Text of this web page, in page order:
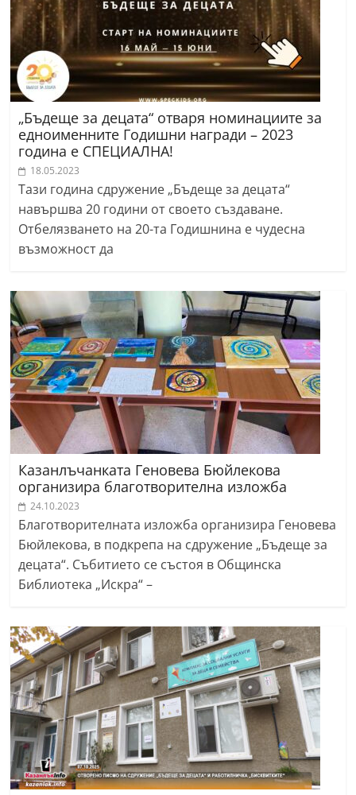
„Бъдеще за децата“ отваря номинациите за
едноименните Годишни награди – 2023
година е СПЕЦИАЛНА!
18.05.2023
Тази година сдружение „Бъдеще за децата“
навършва 20 години от своето създаване.
Отбелязването на 20-та Годишнина е чудесна
възможност да
Казанлъчанката Геновева Бюйлекова
организира благотворителна изложба
24.10.2023
Благотворителната изложба организира Геновева
Бюйлекова, в подкрепа на сдружение „Бъдеще за
децата“. Събитието се състоя в Общинска
Библиотека „Искра“ –